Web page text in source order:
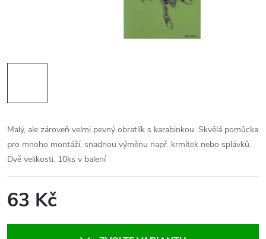
Malý, ale zároveň velmi pevný obratlík s karabinkou. Skvělá pomůcka
pro mnoho montáží, snadnou výměnu např. krmítek nebo splávků.
Dvě velikosti. 10ks v balení
63 Kč